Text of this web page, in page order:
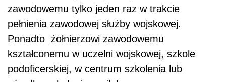
zawodowemu tylko jeden raz w trakcie
pełnienia zawodowej służby wojskowej.
Ponadto żołnierzowi zawodowemu
kształconemu w uczelni wojskowej, szkole
podoficerskiej, w centrum szkolenia lub